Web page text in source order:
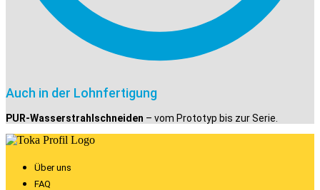
Auch in der Lohnfertigung
PUR-Wasserstrahlschneiden – vom Prototyp bis zur Serie.
Über uns
FAQ